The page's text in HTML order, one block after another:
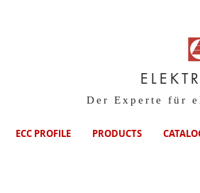
Der Experte für
ECC PROFILE PRODUCTS